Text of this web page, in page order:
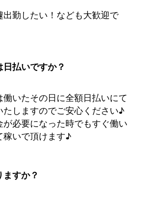
出勤したい！なども大歓迎で
日払いですか？
働いたその日に全額日払いにて
たしますのでご安心ください♪
が必要になった時でもすぐ働い
稼いで頂けます♪
すか？